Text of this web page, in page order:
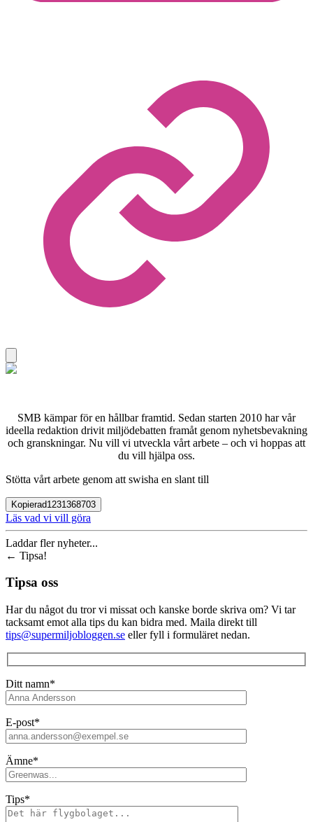
SMB kämpar för en hållbar framtid. Sedan starten 2010 har vår
ideella redaktion drivit miljödebatten framåt genom nyhetsbevakning
och granskningar. Nu vill vi utveckla vårt arbete – och vi hoppas att
du vill hjälpa oss.
Stötta vårt arbete genom att swisha en slant till
Kopierad1231368703
Läs vad vi vill göra
Laddar fler nyheter...
← Tipsa!
Tipsa oss
Har du något du tror vi missat och kanske borde skriva om? Vi tar
tacksamt emot alla tips du kan bidra med. Maila direkt till
tips@supermiljobloggen.se eller fyll i formuläret nedan.
Ditt namn*
E-post*
Ämne*
Tips*